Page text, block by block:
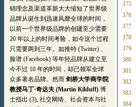
375
376
377
378
379
380
381
382
383
384